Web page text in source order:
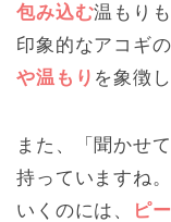
包み込む温もり
印象的なアコギ
や温もり を象徴
また、「聞かせ
持っていますね
いくのには、
ピ